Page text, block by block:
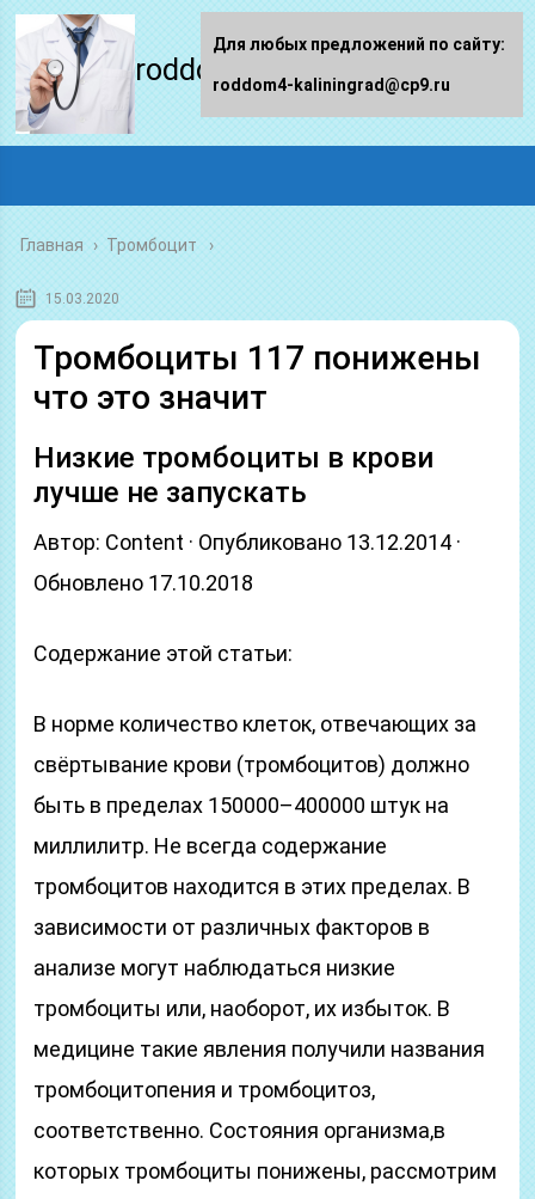
roddom4-kaliningrad.ru
Главная › Тромбоцит
15.03.2020
Тромбоциты 117 понижены
что это значит
Низкие тромбоциты в крови
лучше не запускать
Автор: Content · Опубликовано 13.12.2014 ·
Обновлено 17.10.2018
Содержание этой статьи:
В норме количество клеток, отвечающих за
свёртывание крови (тромбоцитов) должно
быть в пределах 150000–400000 штук на
миллилитр. Не всегда содержание
тромбоцитов находится в этих пределах. В
зависимости от различных факторов в
анализе могут наблюдаться низкие
тромбоциты или, наоборот, их избыток. В
медицине такие явления получили названия
тромбоцитопения и тромбоцитоз,
соответственно. Состояния организма,в
которых тромбоциты понижены, рассмотрим
Для любых предложений по сайту:
roddom4-kaliningrad@cp9.ru